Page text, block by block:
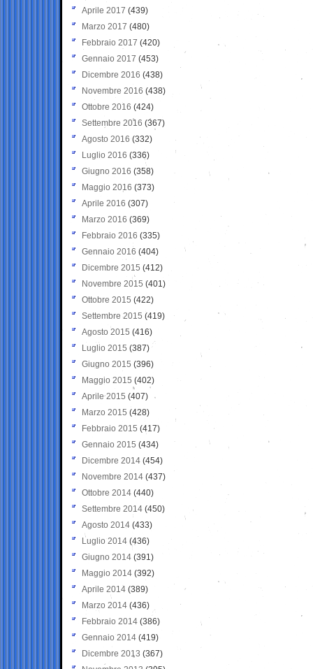
Aprile 2017 (439)
Marzo 2017 (480)
Febbraio 2017 (420)
Gennaio 2017 (453)
Dicembre 2016 (438)
Novembre 2016 (438)
Ottobre 2016 (424)
Settembre 2016 (367)
Agosto 2016 (332)
Luglio 2016 (336)
Giugno 2016 (358)
Maggio 2016 (373)
Aprile 2016 (307)
Marzo 2016 (369)
Febbraio 2016 (335)
Gennaio 2016 (404)
Dicembre 2015 (412)
Novembre 2015 (401)
Ottobre 2015 (422)
Settembre 2015 (419)
Agosto 2015 (416)
Luglio 2015 (387)
Giugno 2015 (396)
Maggio 2015 (402)
Aprile 2015 (407)
Marzo 2015 (428)
Febbraio 2015 (417)
Gennaio 2015 (434)
Dicembre 2014 (454)
Novembre 2014 (437)
Ottobre 2014 (440)
Settembre 2014 (450)
Agosto 2014 (433)
Luglio 2014 (436)
Giugno 2014 (391)
Maggio 2014 (392)
Aprile 2014 (389)
Marzo 2014 (436)
Febbraio 2014 (386)
Gennaio 2014 (419)
Dicembre 2013 (367)